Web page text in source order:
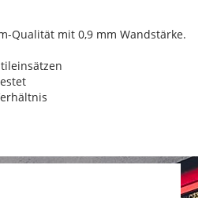
Qualität mit 0,9 mm Wandstärke.